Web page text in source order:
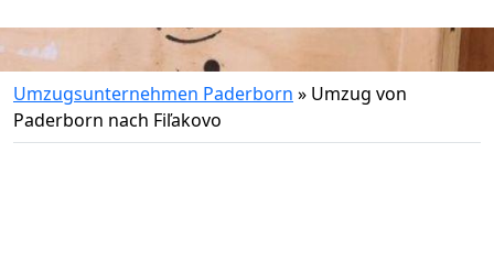
Umzugsunternehmen Paderborn » Umzug von
Paderborn nach Fiľakovo